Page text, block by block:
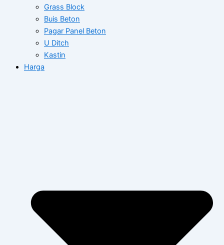
Grass Block
Buis Beton
Pagar Panel Beton
U Ditch
Kastin
Harga